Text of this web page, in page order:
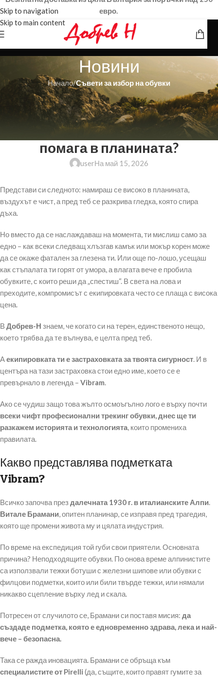
Skip to navigation
Skip to main content
евро.
Новини
Начало/Съвети за избор на обувки
СЪВЕТИ ЗА ИЗБОР НА ОБУВКИ
Vibram – защо това е златният
стандарт за подметки и как ни
помага в планината?
userНа май 15, 2026
Представи си следното: намираш се високо в планината,
въздухът е чист, а пред теб се разкрива гледка, която спира
дъха.
Но вместо да се наслаждаваш на момента, ти мислиш само за
едно – как всеки следващ хлъзгав камък или мокър корен може
да се окаже фатален за глезена ти. Или още по-лошо, усещаш
как стъпалата ти горят от умора, а влагата вече е пробила
обувките, с които реши да „спестиш“. В света на лова и
преходите, компромисът с екипировката често се плаща с висока
цена.
В Добрев-Н знаем, че когато си на терен, единственото нещо,
което трябва да те вълнува, е целта пред теб.
Аекипировката ти е застраховката за твоята сигурност. И в
центъра на тази застраховка стои едно име, което се е
превърнало в легенда – Vibram.
Ако се чудиш защо това жълто осмоъгълно лого е върху почти
всеки чифт професионални трекинг обувки, днес ще ти
разкажем историята и технологията, които промениха
правилата.
Какво представлява подметката
Vibram?
Всичко започва прездалечната 1930 г. в италианските Алпи.
Витале Брамани, опитен планинар, се изправя пред трагедия,
която ще промени живота му и цялата индустрия.
По време на експедиция той губи свои приятели. Основната
причина? Неподходящите обувки. По онова време алпинистите
са използвали тежки ботуши с железни шипове или обувки с
филцови подметки, които или били твърде тежки, или нямали
никакво сцепление върху лед и скала.
Потресен от случилото се, Брамани си поставя мисия: да
създаде подметка, която е едновременно здрава, лека и най-
вече – безопасна.
Така се ражда иновацията. Брамани се обръща към
специалистите от Pirelli (да, същите, които правят гумите за